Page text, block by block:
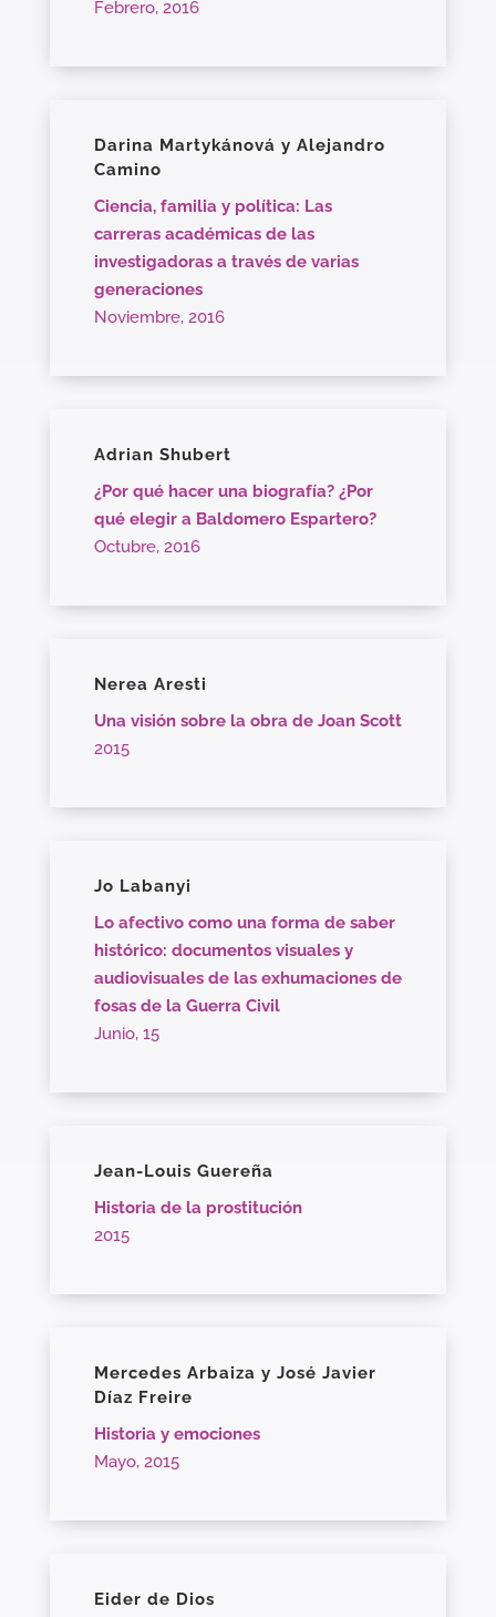
Febrero, 2016
Darina Martykánová y Alejandro
Camino
Ciencia, familia y política: Las
carreras académicas de las
investigadoras a través de varias
generaciones
Noviembre, 2016
Adrian Shubert
¿Por qué hacer una biografía? ¿Por
qué elegir a Baldomero Espartero?
Octubre, 2016
Nerea Aresti
Una visión sobre la obra de Joan Scott
2015
Jo Labanyi
Lo afectivo como una forma de saber
histórico: documentos visuales y
audiovisuales de las exhumaciones de
fosas de la Guerra Civil
Junio, 15
Jean-Louis Guereña
Historia de la prostitución
2015
Mercedes Arbaiza y José Javier
Díaz Freire
Historia y emociones
Mayo, 2015
Eider de Dios